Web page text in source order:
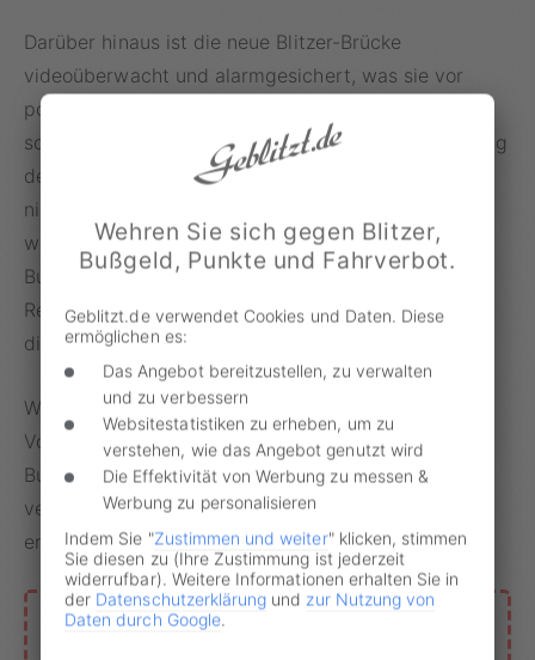
Darüber hinaus ist die neue Blitzer-Brücke
videoüberwacht und alarmgesichert, was sie vor
potenziellen Angriffen durch wütende Autofahrer
schützen soll. Verhindern könnte man die Auswertung
der Daten durch Beschädigung des Blitzers ohnehin
nicht, so Wiepen: „Die Daten der Verkehrssünder
werden per Datenfernübertragung an die Zentrale
Bußgeldstelle des Landes Hessen beim
Regierungspräsidium Kassel übertragen und dort
direkt bearbeitet.“
Wohl aber kann sich ein Einspruch
Vorwürfe lohnen. Von den 2,96 Millionen Euro an
Bußgeldern konnten nur rund 1,24 Millionen Euro
vereinnahmt werden, da viele der geblitzten Fahrer
erfolgreich vorGerichtgegangen sind.
Anhörungsbogen oder
Wehren Sie sich gegen Blitzer,
Bußgeld, Punkte und Fahrverbot.
Geblitzt.de verwendet Cookies und Daten. Diese
ermöglichen es:
Das Angebot bereitzustellen, zu verwalten
und zu verbessern
Websitestatistiken zu erheben, um zu
verstehen, wie das Angebot genutzt wird
Die Effektivität von Werbung zu messen &
Werbung zu personalisieren
Indem Sie "Zustimmen und weiter" klicken, stimmen
Sie diesen zu (Ihre Zustimmung ist jederzeit
widerrufbar). Weitere Informationen erhalten Sie in
der Datenschutzerklärung und zur Nutzung von
Daten durch Google.